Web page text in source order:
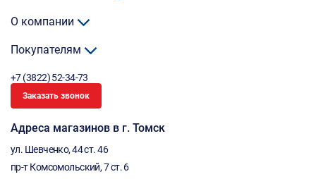
О компании
Покупателям
+7 (3822) 52-34-73
Заказать звонок
Адреса магазинов в г. Томск
ул. Шевченко, 44 ст. 46
пр-т Комсомольский, 7 ст. 6